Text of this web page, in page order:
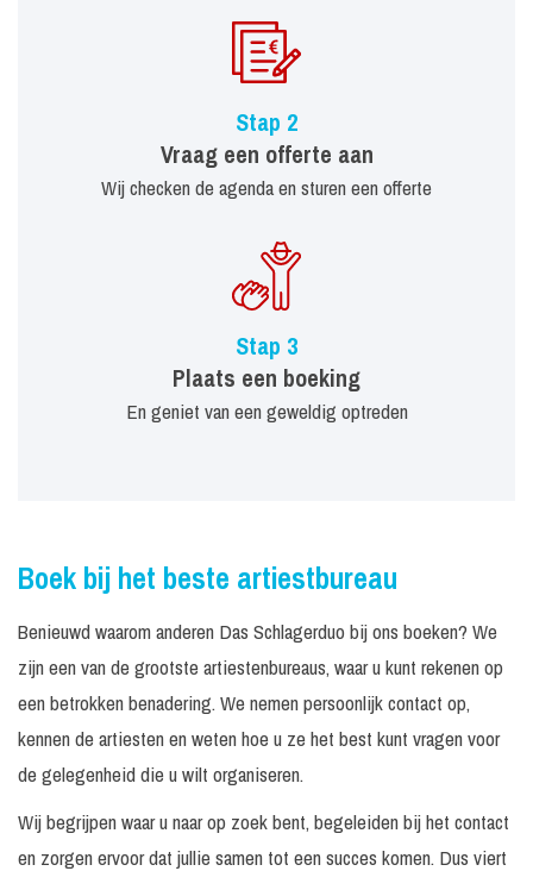
Stap 2
Vraag een offerte aan
Wij checken de agenda en sturen een offerte
Stap 3
Plaats een boeking
En geniet van een geweldig optreden
Boek bij het beste artiestbureau
Benieuwd waarom anderen Das Schlagerduo bij ons boeken? We
zijn een van de grootste artiestenbureaus, waar u kunt rekenen op
een betrokken benadering. We nemen persoonlijk contact op,
kennen de artiesten en weten hoe u ze het best kunt vragen voor
de gelegenheid die u wilt organiseren.
Wij begrijpen waar u naar op zoek bent, begeleiden bij het contact
en zorgen ervoor dat jullie samen tot een succes komen. Dus viert